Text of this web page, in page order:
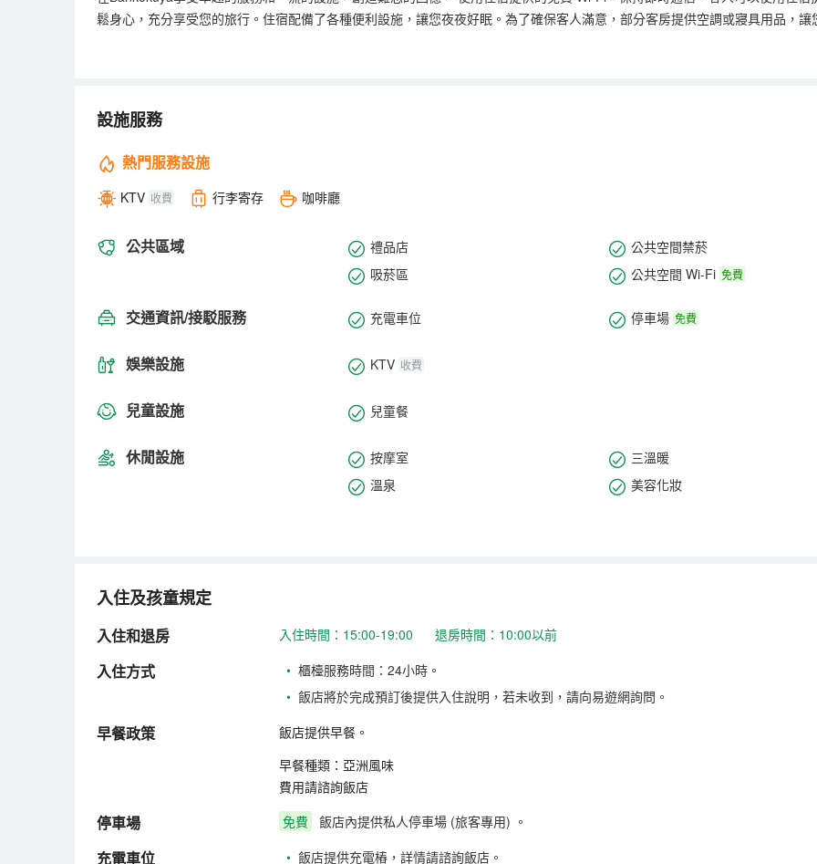
鬆身心，充分享受您的旅行。住宿配備了各種便利設施，讓您夜夜好眠。為了確保客人滿意，部分客房提供空調或寢具用品，
設施服務
熱門服務設施
KTV 收費 行李寄存 咖啡廳
公共區域 禮品店
公共空間禁菸
吸菸區
公共空間 Wi-Fi 免費
交通資訊/接駁服務 充電車位 停車場 免費
娛樂設施 KTV 收費
兒童設施 兒童餐
休閒設施 按摩室
三溫暖
溫泉
美容化妝
入住及孩童規定
入住和退房 入住時間：15:00-19:00 退房時間：10:00以前
入住方式 • 櫃檯服務時間：24小時。
• 飯店將於完成預訂後提供入住說明，若未收到，請向易遊網詢問。
早餐政策
飯店提供早餐。
早餐種類：亞洲風味
費用請諮詢飯店
停車場 免費 飯店內提供私人停車場 (旅客專用) 。
充電車位 • 飯店提供充電樁，詳情請諮詢飯店。